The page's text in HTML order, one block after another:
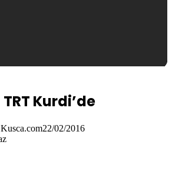
Kurdi’de
Kusca.com22/02/2016